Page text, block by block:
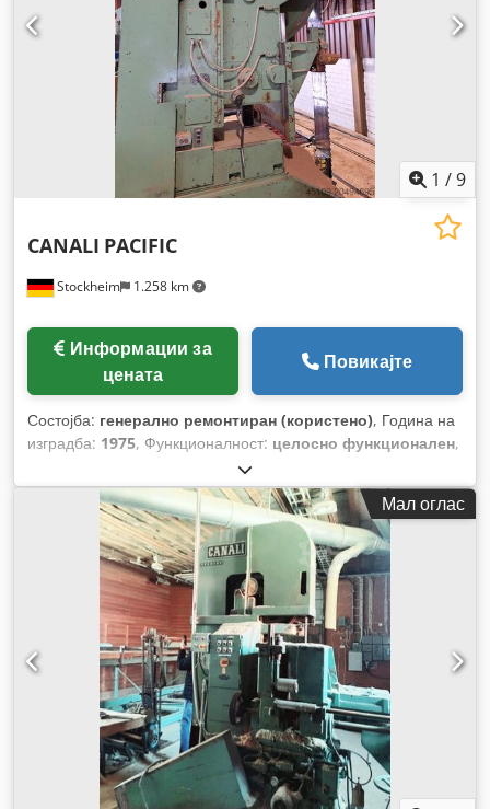
1 /9
Stockheim 1.258 km
CANALI PACIFIC
цената
Повикајте
Состојба: генерално ремонтиран (користено), Година на
изградба: 1975, Функционалност: целосно функционален,
Мал оглас